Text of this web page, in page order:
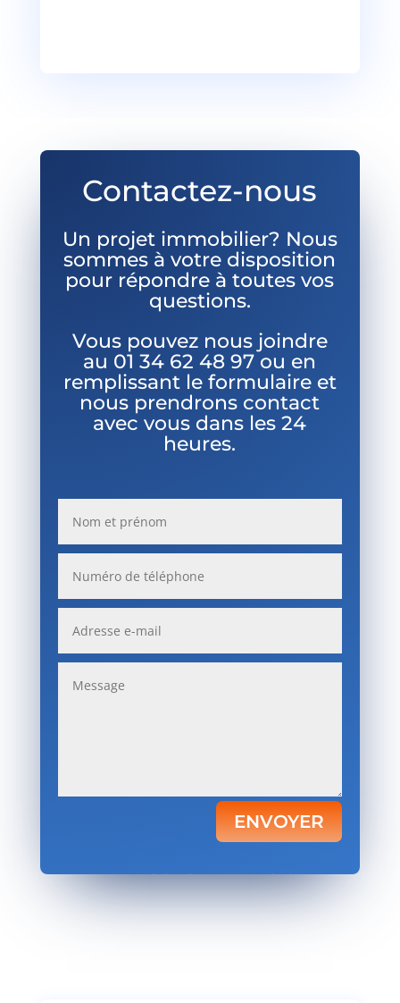
Contactez-nous
Un projet immobilier? Nous
sommes à votre disposition
pour répondre à toutes vos
questions.
Vous pouvez nous joindre
au 01 34 62 48 97 ou en
remplissant le formulaire et
nous prendrons contact
avec vous dans les 24
heures.
ENVOYER
Votre satisfaction, notre priorité.